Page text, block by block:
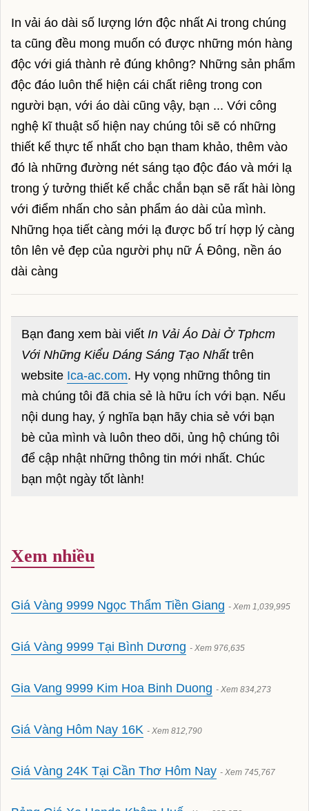
cua đá biển
tôm hùm alaska
tôm hùm
tôm càng xanh
ốc vòi voi
sá sùng
bào ngư
hải sâm
cá anh vũ
tôm mũ ni
tôm sú biển
tôm tích
shop mỹ phẩm ohui
Shop Mỹ Phẩm Xíu Ohui
ohui xanh
son ohui
phấn ohui
sữa rửa mặt ohui
ohui the first
In vải áo dài số lượng lớn độc nhất Ai trong chúng
ta cũng đều mong muốn có được những món hàng
độc với giá thành rẻ đúng không? Những sản phẩm
độc đáo luôn thể hiện cái chất riêng trong con
người bạn, với áo dài cũng vậy, bạn ... Với công
nghệ kĩ thuật số hiện nay chúng tôi sẽ có những
thiết kế thực tế nhất cho bạn tham khảo, thêm vào
đó là những đường nét sáng tạo độc đáo và mới lạ
trong ý tưởng thiết kế chắc chắn bạn sẽ rất hài lòng
với điểm nhấn cho sản phẩm áo dài của mình.
Những họa tiết càng mới lạ được bố trí hợp lý càng
tôn lên vẻ đẹp của người phụ nữ Á Đông, nền áo
dài càng
Bạn đang xem bài viết In Vải Áo Dài Ở Tphcm
Với Những Kiểu Dáng Sáng Tạo Nhấttrên
website Ica-ac.com. Hy vọng những thông tin
mà chúng tôi đã chia sẻ là hữu ích với bạn. Nếu
nội dung hay, ý nghĩa bạn hãy chia sẻ với bạn
bè của mình và luôn theo dõi, ủng hộ chúng tôi
để cập nhật những thông tin mới nhất. Chúc
bạn một ngày tốt lành!
Xem nhiều
Giá Vàng 9999 Ngọc Thẩm Tiền Giang - Xem 1,039,995
Giá Vàng 9999 Tại Bình Dương - Xem 976,635
Gia Vang 9999 Kim Hoa Binh Duong - Xem 834,273
Giá Vàng Hôm Nay 16K - Xem 812,790
Giá Vàng 24K Tại Cần Thơ Hôm Nay - Xem 745,767